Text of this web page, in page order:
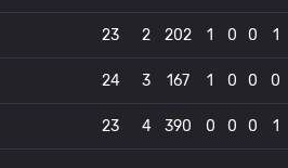
23 2 202 1 0 0 1
24 3 167 1 0 0 0
23 4 390 0 0 0 1